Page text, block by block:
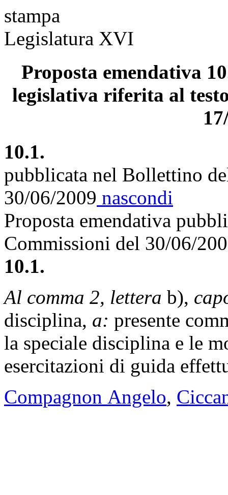
stampa
Legislatura XVI
Proposta emendativa
legislativa riferita al
10.1.
pubblicata nel Bollettino
30/06/2009 nascondi
Proposta emendativa
Commissioni del 30/06/
10.1.
Al comma 2, lettera b),
disciplina, a: presente
la speciale disciplina e le
esercitazioni di guida
Compagnon Angelo,